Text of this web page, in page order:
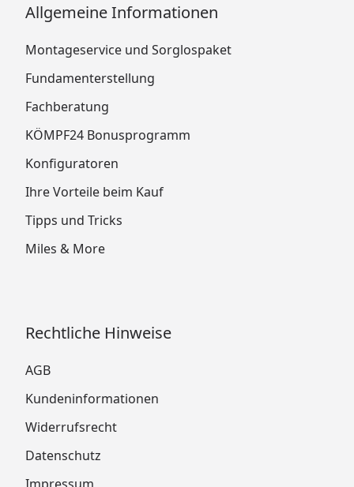
Allgemeine Informationen
Montageservice und Sorglospaket
Fundamenterstellung
Fachberatung
KÖMPF24 Bonusprogramm
Konfiguratoren
Ihre Vorteile beim Kauf
Tipps und Tricks
Miles & More
Rechtliche Hinweise
AGB
Kundeninformationen
Widerrufsrecht
Datenschutz